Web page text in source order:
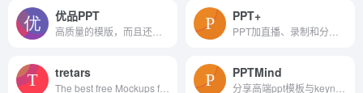
优品PPT PPT+
tretars PPTMind